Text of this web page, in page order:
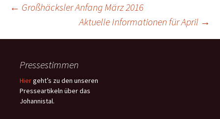
Beitragsnavigation
← Großhäcksler Anfang März 2016
Aktuelle Informationen für April →
Pressestimmen
Hiergeht’s zu den unseren
Presseartikeln über das
Johannistal.